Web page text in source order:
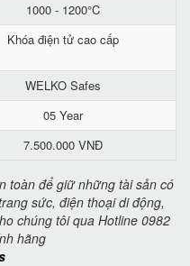
1000 - 1200°C
Khóa điện tử cao cấp
WELKO Safes
05 Year
7.500.000 VNĐ
toàn để giữ những tài sản có
sức, điện thoại di động,
chúng tôi qua Hotline 0982
hãng